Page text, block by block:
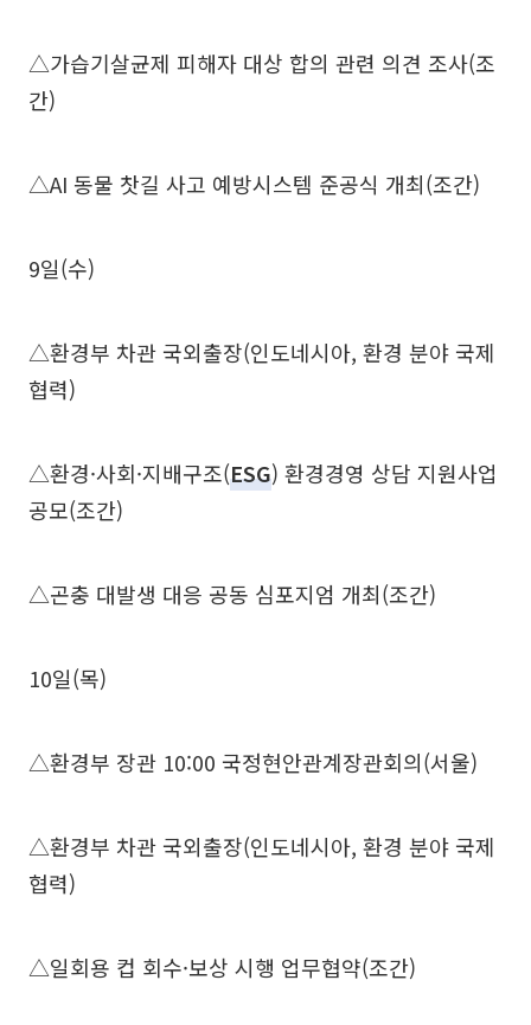
△가습기살균제 피해자 대상 합의 관련 의견 조사(조
간)
△AI 동물 찻길 사고 예방시스템 준공식 개최(조간)
9일(수)
△환경부 차관 국외출장(인도네시아, 환경 분야 국제
협력)
△환경·사회·지배구조(ESG) 환경경영 상담 지원사업
공모(조간)
△곤충 대발생 대응 공동 심포지엄 개최(조간)
10일(목)
△환경부 장관 10:00 국정현안관계장관회의(서울)
△환경부 차관 국외출장(인도네시아, 환경 분야 국제
협력)
△일회용 컵 회수·보상 시행 업무협약(조간)